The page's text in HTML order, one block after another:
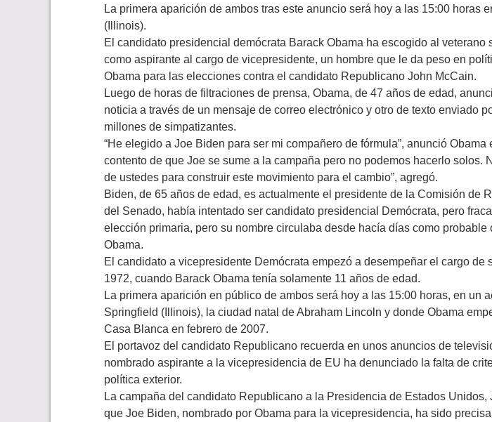
La primera aparición de ambos tras este anuncio será hoy a las 15:00 horas
(Illinois).
El candidato presidencial demócrata Barack Obama ha escogido al veterano
como aspirante al cargo de vicepresidente, un hombre que le da peso en
Obama para las elecciones contra el candidato Republicano John McCain.
Luego de horas de filtraciones de prensa, Obama, de 47 años de edad,
noticia a través de un mensaje de correo electrónico y otro de texto enviado
millones de simpatizantes.
“He elegido a Joe Biden para ser mi compañero de fórmula”, anunció Obama
contento de que Joe se sume a la campaña pero no podemos hacerlo solos.
de ustedes para construir este movimiento para el cambio”, agregó.
Biden, de 65 años de edad, es actualmente el presidente de la Comisión de
del Senado, había intentado ser candidato presidencial Demócrata, pero
elección primaria, pero su nombre circulaba desde hacía días como probable
Obama.
El candidato a vicepresidente Demócrata empezó a desempeñar el cargo de
1972, cuando Barack Obama tenía solamente 11 años de edad.
La primera aparición en público de ambos será hoy a las 15:00 horas, en un
Springfield (Illinois), la ciudad natal de Abraham Lincoln y donde Obama
Casa Blanca en febrero de 2007.
El portavoz del candidato Republicano recuerda en unos anuncios de
nombrado aspirante a la vicepresidencia de EU ha denunciado la falta de
política exterior.
La campaña del candidato Republicano a la Presidencia de Estados Unidos,
que Joe Biden, nombrado por Obama para la vicepresidencia, ha sido